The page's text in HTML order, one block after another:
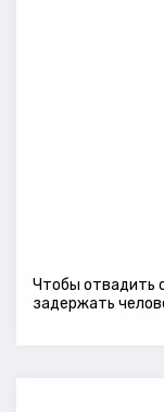
Чтобы отвадить
задержать